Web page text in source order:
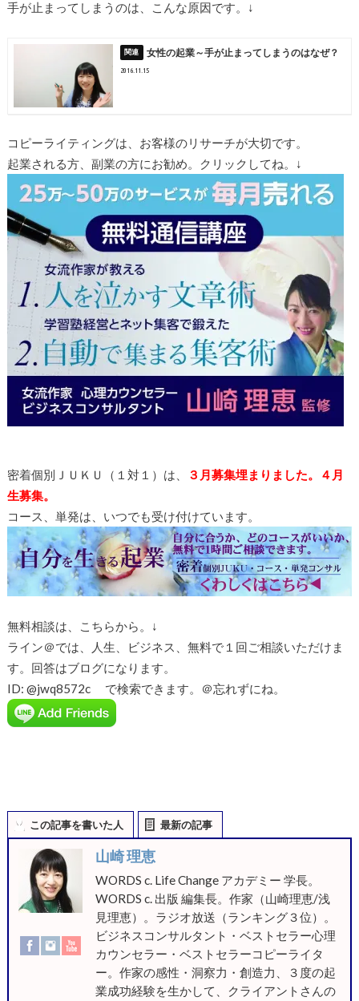
手が止まってしまうのは、こんな原因です。↓
女性の起業～手が止まってしまうのはなぜ？
2016.11.15
コピーライティングは、お客様のリサーチが大切です。
起業される方、副業の方にお勧め。クリックしてね。↓
密着個別ＪＵＫＵ（１対１）は、
３月募集埋まりました。４月
生募集。
コース、単発は、いつでも受け付けています。
無料相談は、こちらから。↓
ライン＠では、人生、ビジネス、無料で１回ご相談いただけま
す。回答はブログになります。
ID: @jwq8572c で検索できます。＠忘れずにね。
この記事を書いた人 最新の記事
山崎 理恵
WORDS c. Life Change アカデミー 学長。
WORDS c. 出版 編集長。作家（山崎理恵/浅
見理恵）。ラジオ放送（ランキング３位）。
ビジネスコンサルタント・ベストセラー心理
カウンセラー・ベストセラーコピーライタ
ー。作家の感性・洞察力・創造力、３度の起
業成功経験を生かして、クライアントさんの